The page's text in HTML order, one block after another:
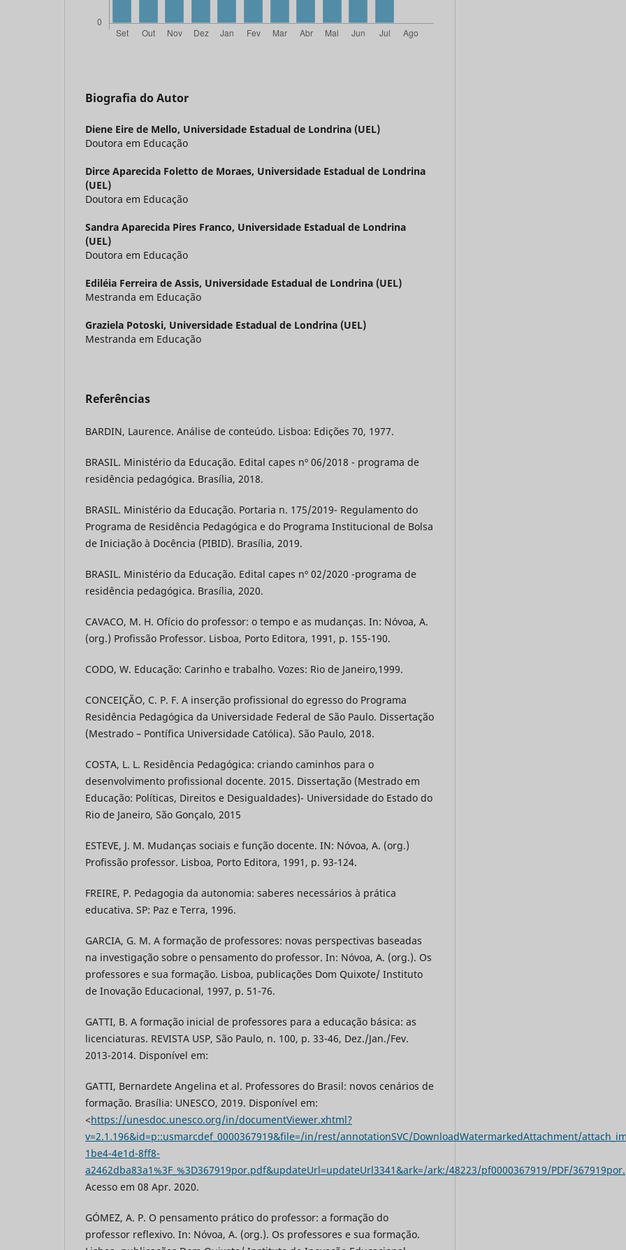
Biografia do Autor
Diene Eire de Mello, Universidade Estadual de Londrina (UEL)
Doutora em Educação
Dirce Aparecida Foletto de Moraes, Universidade Estadual de Londrina
(UEL)
Doutora em Educação
Sandra Aparecida Pires Franco, Universidade Estadual de Londrina
(UEL)
Doutora em Educação
Ediléia Ferreira de Assis, Universidade Estadual de Londrina (UEL)
Mestranda em Educação
Graziela Potoski, Universidade Estadual de Londrina (UEL)
Mestranda em Educação
Referências
BARDIN, Laurence. Análise de conteúdo. Lisboa: Edições 70, 1977.
BRASIL. Ministério da Educação. Edital capes nº 06/2018 - programa de
residência pedagógica. Brasília, 2018.
BRASIL. Ministério da Educação. Portaria n. 175/2019- Regulamento do
Programa de Residência Pedagógica e do Programa Institucional de Bolsa
de Iniciação à Docência (PIBID). Brasília, 2019.
BRASIL. Ministério da Educação. Edital capes nº 02/2020 -programa de
residência pedagógica. Brasília, 2020.
CAVACO, M. H. Ofício do professor: o tempo e as mudanças. In: Nóvoa, A.
(org.) Profissão Professor. Lisboa, Porto Editora, 1991, p. 155-190.
CODO, W. Educação: Carinho e trabalho. Vozes: Rio de Janeiro,1999.
CONCEIÇÃO, C. P. F. A inserção profissional do egresso do Programa
Residência Pedagógica da Universidade Federal de São Paulo. Dissertação
(Mestrado – Pontífica Universidade Católica). São Paulo, 2018.
COSTA, L. L. Residência Pedagógica: criando caminhos para o
desenvolvimento profissional docente. 2015. Dissertação (Mestrado em
Educação: Políticas, Direitos e Desigualdades)- Universidade do Estado do
Rio de Janeiro, São Gonçalo, 2015
ESTEVE, J. M. Mudanças sociais e função docente. IN: Nóvoa, A. (org.)
Profissão professor. Lisboa, Porto Editora, 1991, p. 93-124.
FREIRE, P. Pedagogia da autonomia: saberes necessários à prática
educativa. SP: Paz e Terra, 1996.
GARCIA, G. M. A formação de professores: novas perspectivas baseadas
na investigação sobre o pensamento do professor. In: Nóvoa, A. (org.). Os
professores e sua formação. Lisboa, publicações Dom Quixote/ Instituto
de Inovação Educacional, 1997, p. 51-76.
GATTI, B. A formação inicial de professores para a educação básica: as
licenciaturas. REVISTA USP, São Paulo, n. 100, p. 33-46, Dez./Jan./Fev.
2013-2014. Disponível em:
GATTI, Bernardete Angelina et al. Professores do Brasil: novos cenários de
formação. Brasília: UNESCO, 2019. Disponível em:
<https://unesdoc.unesco.org/in/documentViewer.xhtml?
v=2.1.196&id=p::usmarcdef_0000367919&file=/in/rest/annotationSVC/DownloadWatermarkedAttachment/
1be4-4e1d-8ff8-
a2462dba83a1%3F_%3D367919por.pdf&updateUrl=updateUrl3341&ark=/ark:/48223/pf0000367919/PDF/
Acesso em 08 Apr. 2020.
GÓMEZ, A. P. O pensamento prático do professor: a formação do
professor reflexivo. In: Nóvoa, A. (org.). Os professores e sua formação.